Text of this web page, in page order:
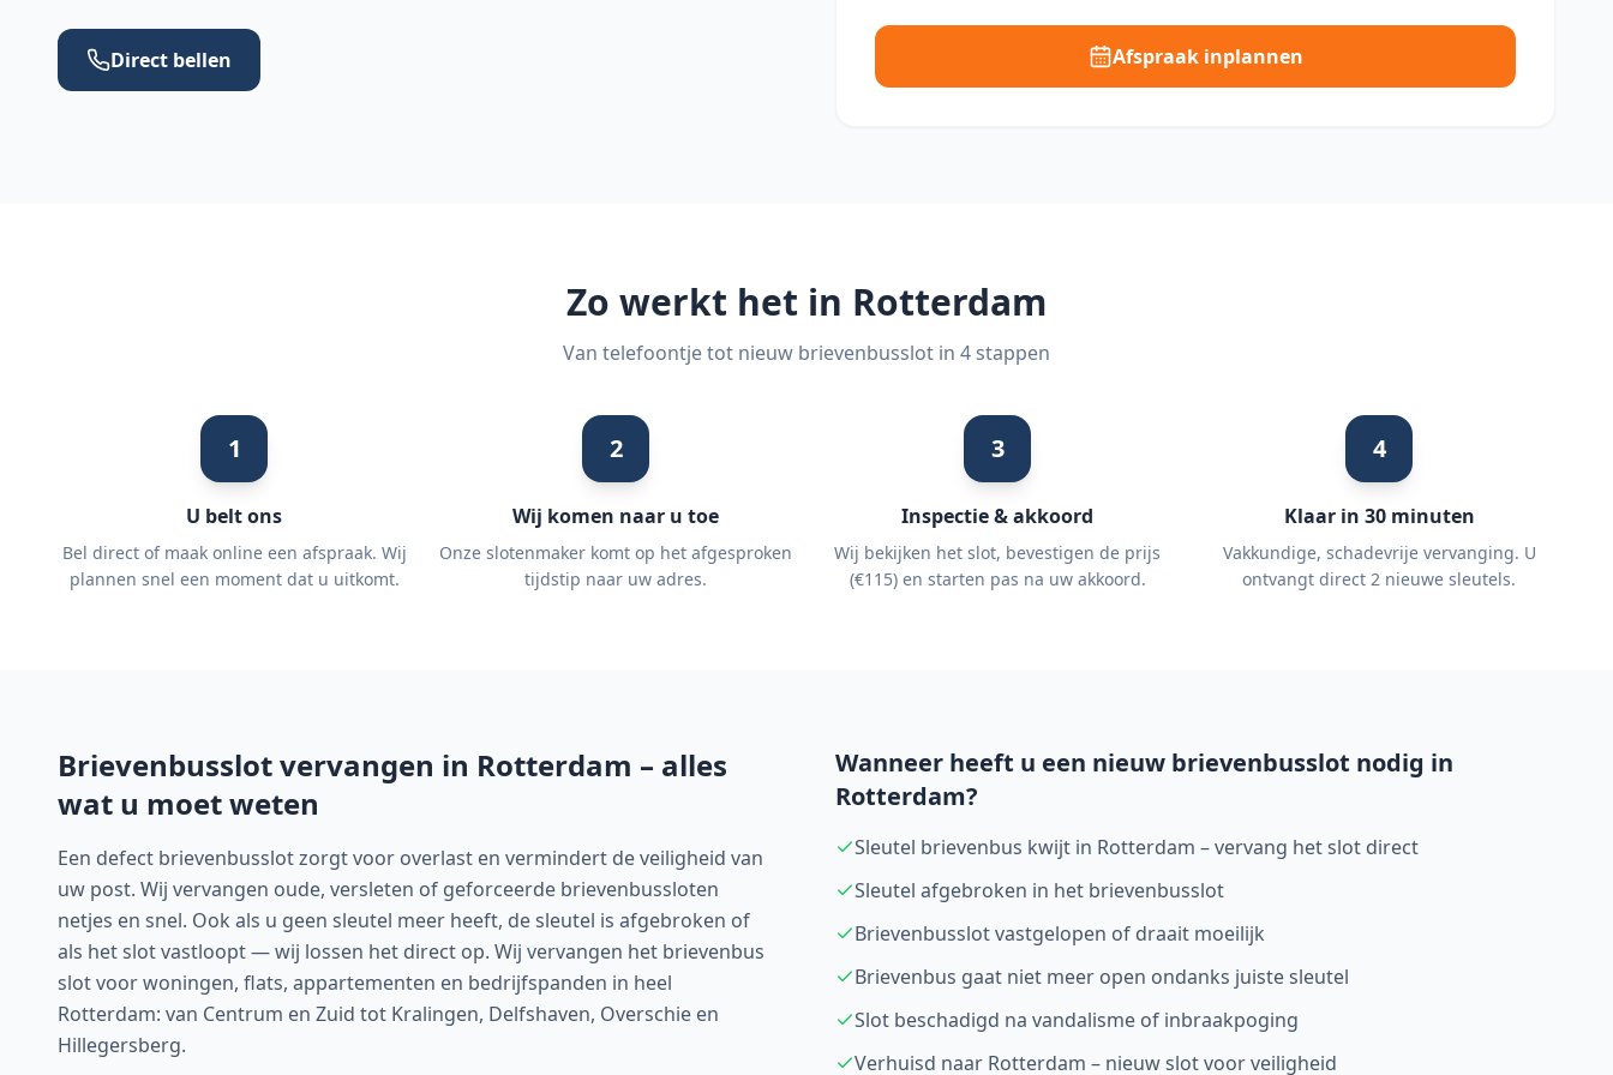
Direct bellen Afspraak inplannen
Zo werkt het in Rotterdam
Van telefoontje tot nieuw brievenbusslot in 4 stappen
1
U belt ons
Bel direct of maak online een afspraak. Wij
plannen snel een moment dat u uitkomt.
2
Wij komen naar u toe
Onze slotenmaker komt op het afgesproken
tijdstip naar uw adres.
3
Inspectie & akkoord
Wij bekijken het slot, bevestigen de prijs
(€115) en starten pas na uw akkoord.
4
Klaar in 30 minuten
Vakkundige, schadevrije vervanging. U
ontvangt direct 2 nieuwe sleutels.
Brievenbusslot vervangen in Rotterdam – alles
wat u moet weten
Een defect brievenbusslot zorgt voor overlast en vermindert de veiligheid van
uw post. Wij vervangen oude, versleten of geforceerde brievenbussloten
netjes en snel. Ook als u geen sleutel meer heeft, de sleutel is afgebroken of
als het slot vastloopt — wij lossen het direct op. Wij vervangen het brievenbus
slot voor woningen, flats, appartementen en bedrijfspanden in heel
Rotterdam: van Centrum en Zuid tot Kralingen, Delfshaven, Overschie en
Hillegersberg.
Wanneer heeft u een nieuw brievenbusslot nodig in
Rotterdam?
Sleutel brievenbus kwijt in Rotterdam – vervang het slot direct
Sleutel afgebroken in het brievenbusslot
Brievenbusslot vastgelopen of draait moeilijk
Brievenbus gaat niet meer open ondanks juiste sleutel
Slot beschadigd na vandalisme of inbraakpoging
Verhuisd naar Rotterdam – nieuw slot voor veiligheid